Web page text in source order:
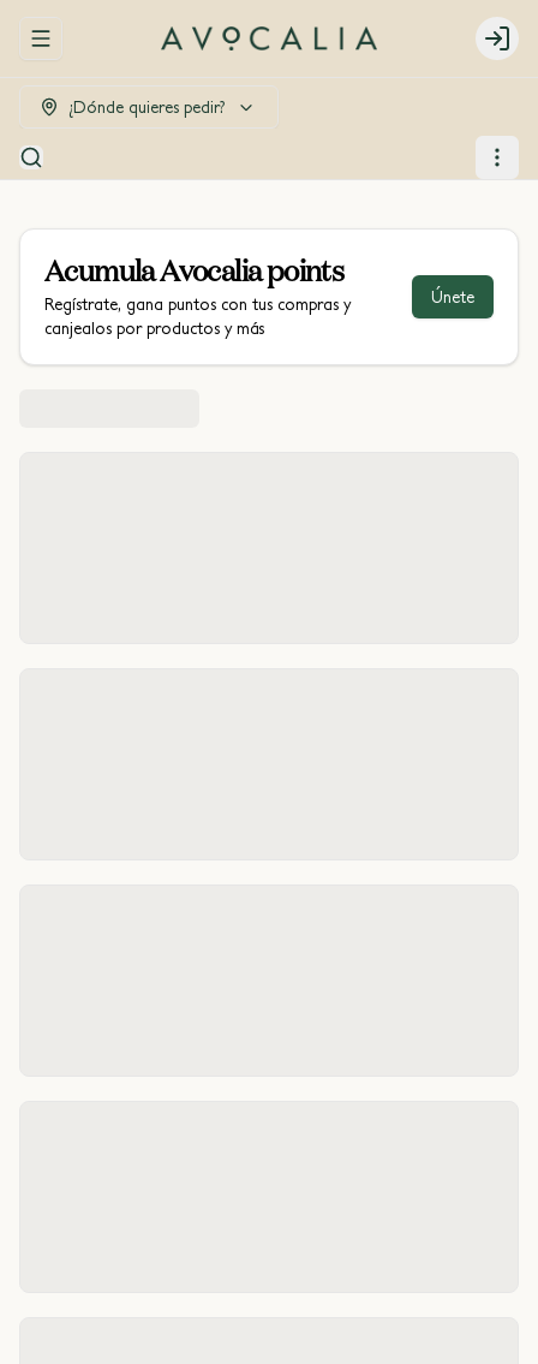
Abrir menu de navegación Login
¿Dónde quieres pedir?
AcumulaAvocalia points
Regístrate, gana puntos con tus compras y
canjealos por productos y más
Únete